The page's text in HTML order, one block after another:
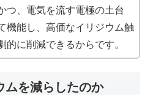
つ、電気を流す電極の土台
機能し、高価なイリジウム触
的に削減できるからです。
ムを減らしたのか